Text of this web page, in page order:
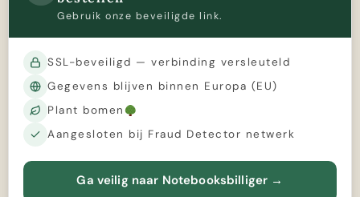
Gebruik onze beveiligde link.
SSL-beveiligd — verbinding versleuteld
Gegevens blijven binnen Europa (EU)
Plant bomen
Aangesloten bij Fraud Detector netwerk
Ga veilig naar Notebooksbilliger →